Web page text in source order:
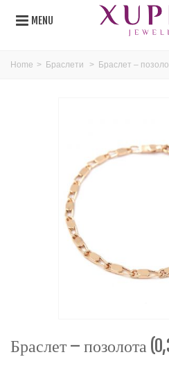
MENU
Home > Браслети > Браслет –
Браслет – позолота